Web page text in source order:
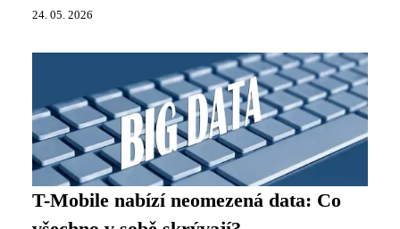
24. 05. 2026
T-Mobile nabízí neomezená data: Co